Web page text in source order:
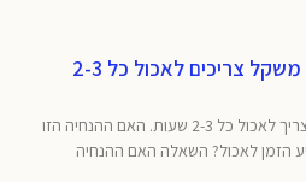
האם סוכרתיים ובעלי עודף משקל צריכים לאכול כל 2-3
האם סוכרתי ורוצה לרדת במשקל צריך לאכול כל 2-3 שעות. האם ההנחיה הזו
לאכול? השאלה האם ההנחיה